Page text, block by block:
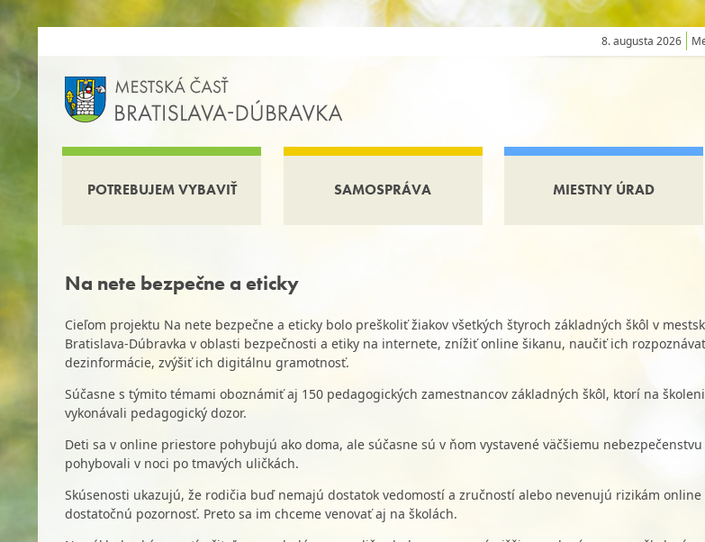
8. augusta 2026
POTREBUJEM VYBAVIŤ SAMOSPRÁVA MIESTNY ÚRAD
Na nete bezpečne a eticky
Cieľom projektu Na nete bezpečne a eticky bolo preškoliť žiakov všetkých štyroch základných škôl v
Bratislava-Dúbravka v oblasti bezpečnosti a etiky na internete, znížiť online šikanu, naučiť ich
dezinformácie, zvýšiť ich digitálnu gramotnosť.
Súčasne s týmito témami oboznámiť aj 150 pedagogických zamestnancov základných škôl, ktorí na
vykonávali pedagogický dozor.
Deti sa v online priestore pohybujú ako doma, ale súčasne sú v ňom vystavené väčšiemu nebezpečenstvu
pohybovali v noci po tmavých uličkách.
Skúsenosti ukazujú, že rodičia buď nemajú dostatok vedomostí a zručností alebo nevenujú rizikám
dostatočnú pozornosť. Preto sa im chceme venovať aj na školách.